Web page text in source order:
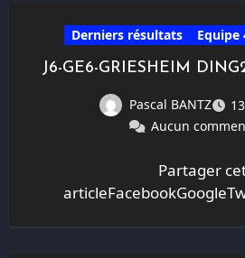
Derniers résultats Equipe
J6-GE6-GRIESHEIM
Pascal BANTZ
Aucun
Partager